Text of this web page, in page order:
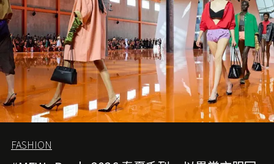
FASHION